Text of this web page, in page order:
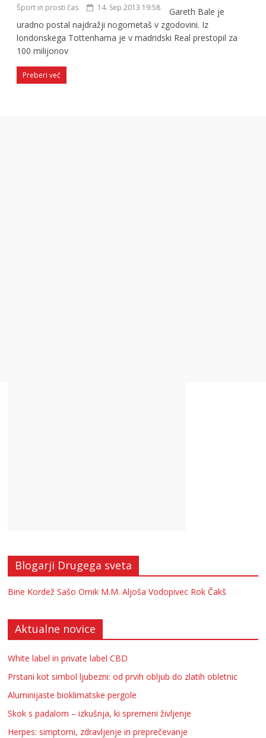
Šport in prosti čas 14. Sep 2013 19:58
Gareth Bale je
uradno postal najdražji nogometaš v zgodovini. Iz
londonskega Tottenhama je v madridski Real prestopil za
100 milijonov
Preberi več
Blogarji Drugega sveta
Bine Kordež Sašo Ornik M.M. Aljoša Vodopivec Rok Čakš
Aktualne novice
White label in private label CBD
Prstani kot simbol ljubezni: od prvih obljub do zlatih obletnic
Aluminijaste bioklimatske pergole
Skok s padalom – izkušnja, ki spremeni življenje
Herpes: simptomi, zdravljenje in preprečevanje